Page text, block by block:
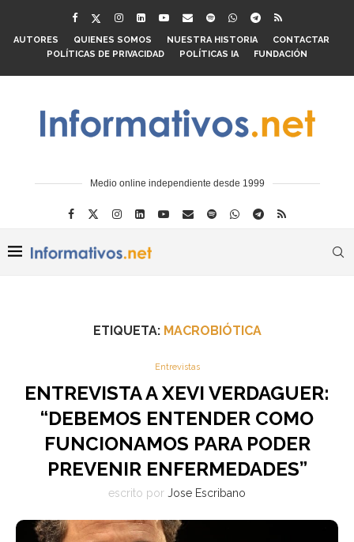
AUTORES QUIENES SOMOS NUESTRA HISTORIA
CONTACTAR
POLÍTICAS DE PRIVACIDAD
POLÍTICAS IA FUNDACIÓN
Medio online independiente desde 1999
ETIQUETA: MACROBIÓTICA
Entrevistas
ENTREVISTA A XEVI VERDAGUER:
“DEBEMOS ENTENDER COMO
FUNCIONAMOS PARA PODER
PREVENIR ENFERMEDADES”
escrito por Jose Escribano